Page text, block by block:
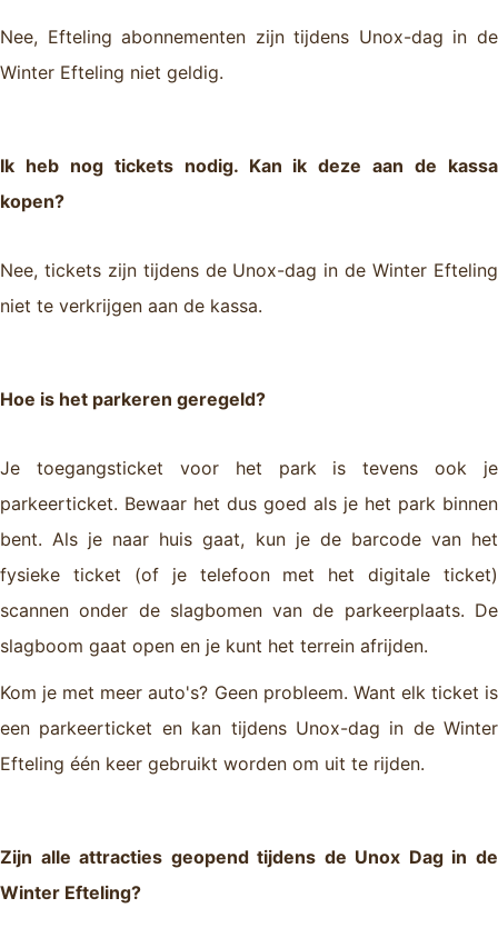
Nee, Efteling abonnementen zijn tijdens Unox-dag in de
Winter Efteling niet geldig.
Ik heb nog tickets nodig. Kan ik deze aan de kassa
kopen?
Nee, tickets zijn tijdens de Unox-dag in de Winter Efteling
niet te verkrijgen aan de kassa.
Hoe is het parkeren geregeld?
Je toegangsticket voor het park is tevens ook je
parkeerticket. Bewaar het dus goed als je het park binnen
bent. Als je naar huis gaat, kun je de barcode van het
fysieke ticket (of je telefoon met het digitale ticket)
scannen onder de slagbomen van de parkeerplaats. De
slagboom gaat open en je kunt het terrein afrijden.
Kom je met meer auto's? Geen probleem. Want elk ticket is
een parkeerticket en kan tijdens Unox-dag in de Winter
Efteling één keer gebruikt worden om uit te rijden.
Zijn alle attracties geopend tijdens de Unox Dag in de
Winter Efteling?